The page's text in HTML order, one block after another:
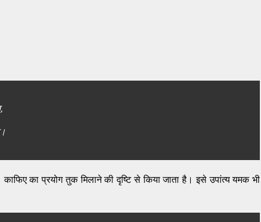
का प्रयोग तुक मिलाने की दृष्टि से किया जाता है। इसे उपांत्य यमक भी